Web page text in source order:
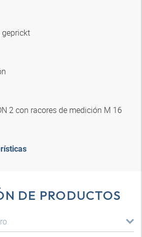
geprickt
2 con racores de medición M 16
DE PRODUCTOS